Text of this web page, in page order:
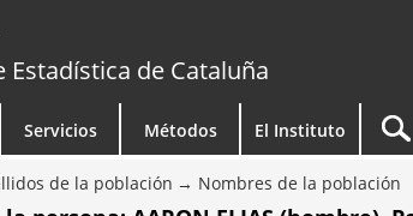
Estadística de Cataluña
Servicios Métodos El Instituto
de la población Nombres de la población